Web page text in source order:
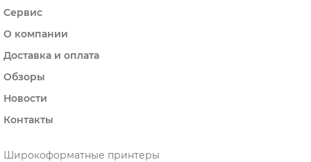
Сервис
О компании
Доставка и оплата
Обзоры
Новости
Контакты
Широкоформатные принтеры